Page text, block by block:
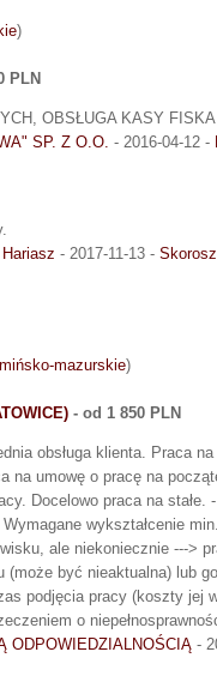
)
PLN
OBSŁUGA KASY
SP. Z O.O. - 2016-04-12 -
- 2017-11-13 -
mazurskie)
- od 1 850 PLN
obsługa klienta. Praca
na umowę o pracę na
Docelowo praca na stałe.
wykształcenie
ale niekoniecznie --->
być nieaktualna) lub
podjęcia pracy (koszty jej
o
ODPOWIEDZIALNOŚCIĄ -